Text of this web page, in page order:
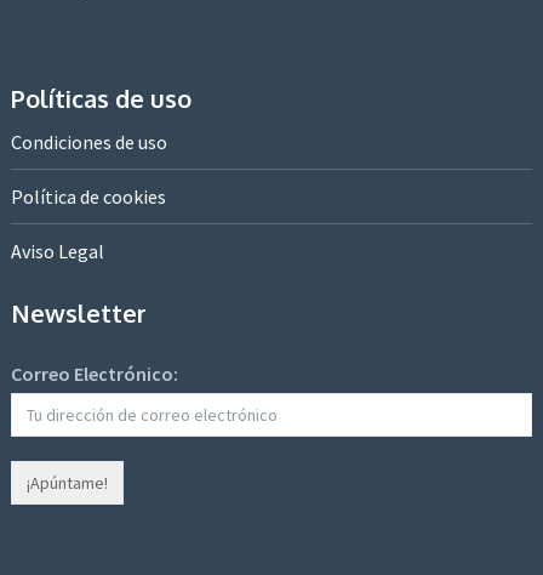
Políticas de uso
Condiciones de uso
Política de cookies
Aviso Legal
Newsletter
Correo Electrónico: